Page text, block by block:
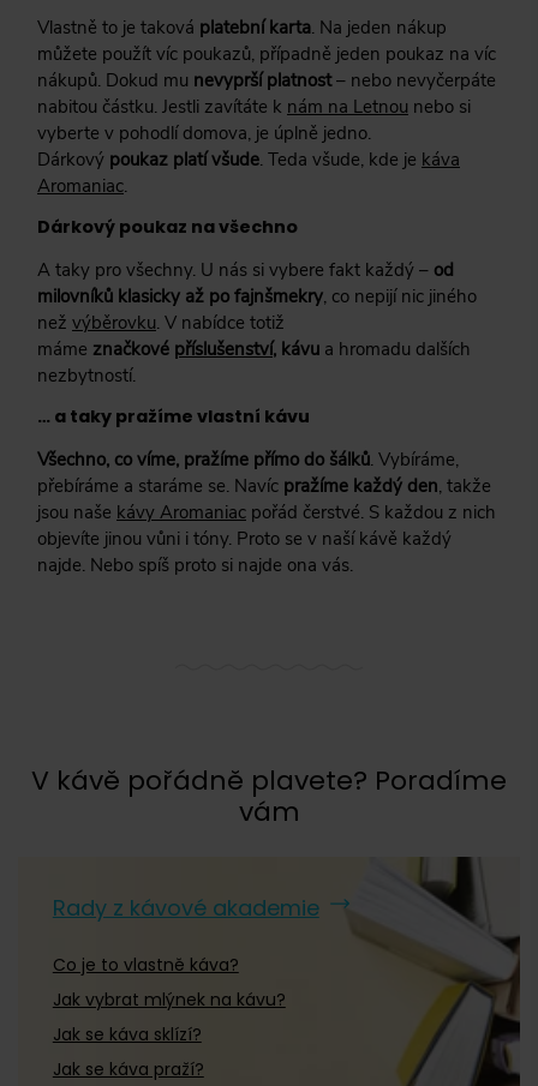
Vlastně to je taková platební karta. Na jeden nákup
můžete použít víc poukazů, případně jeden poukaz na víc
nákupů. Dokud mu nevyprší platnost– nebo nevyčerpáte
nabitou částku. Jestli zavítáte k nám na Letnou nebo si
vyberte v pohodlí domova, je úplně jedno.
Dárkový poukaz platí všude. Teda všude, kde je káva
Aromaniac.
Dárkový poukaz na všechno
A taky pro všechny. U nás si vybere fakt každý – od
milovníků klasicky až po fajnšmekry, co nepijí nic jiného
než výběrovku. V nabídce totiž
máme značkové příslušenství, kávu a hromadu dalších
nezbytností.
… a taky pražíme vlastní kávu
Všechno, co víme, pražíme přímo do šálků. Vybíráme,
přebíráme a staráme se. Navíc pražíme každý den, takže
jsou naše kávy Aromaniac pořád čerstvé. S každou z nich
objevíte jinou vůni i tóny. Proto se v naší kávě každý
najde. Nebo spíš proto si najde ona vás.
V kávě pořádně plavete? Poradíme
vám
Rady z kávové akademie
Co je to vlastně káva?
Jak vybrat mlýnek na kávu?
Jak se káva sklízí?
Jak se káva praží?